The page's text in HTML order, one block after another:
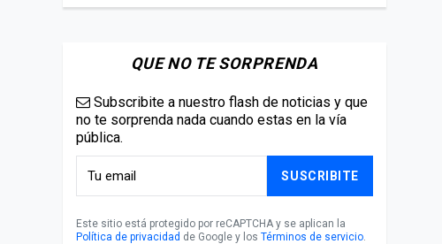
QUE NO TE SORPRENDA
Subscribite a nuestro flash de noticias y que
no te sorprenda nada cuando estas en la vía
pública.
SUSCRIBITE
Este sitio está protegido por reCAPTCHA y se aplican la
Política de privacidad de Google y los Términos de servicio.